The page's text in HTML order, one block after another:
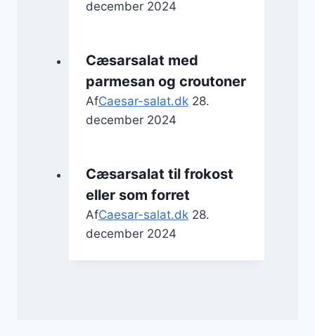
december 2024
Cæsarsalat med
parmesan og croutoner
AfCaesar-salat.dk 28.
december 2024
Cæsarsalat til frokost
eller som forret
AfCaesar-salat.dk 28.
december 2024